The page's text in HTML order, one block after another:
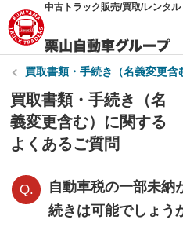
中古トラック販売/買取/レンタル
買取書類・手続き（名義変更含
買取書類・手続き（名
義変更含む）に関する
よくあるご質問
自動車税の一部未納
続きは可能でしょう